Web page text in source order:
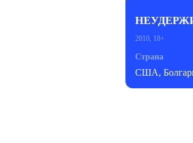
2010, 18+
Страна
США,